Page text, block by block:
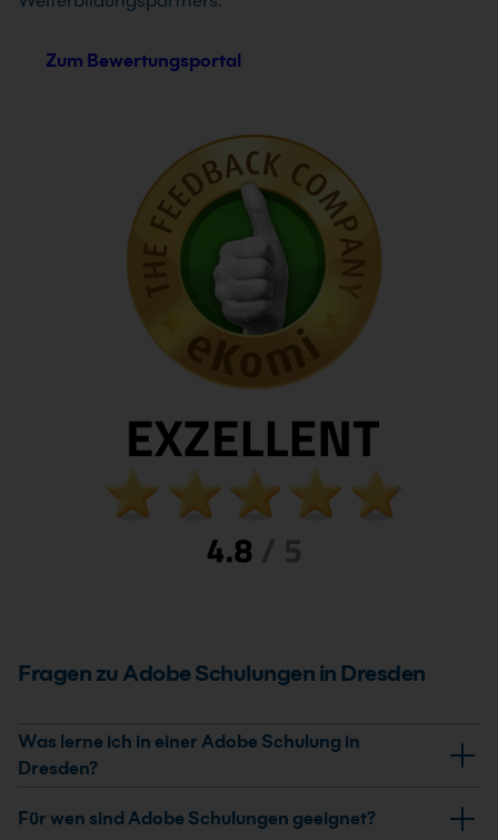
Zum Bewertungsportal
Fragen zu Adobe Schulungen in Dresden
Was lerne ich in einer Adobe Schulung in
Dresden?
In unseren Adobe Schulungen in Dresden lernst du den
professionellen Einsatz von Adobe Creative Cloud
Für wen sind Adobe Schulungen geeignet?